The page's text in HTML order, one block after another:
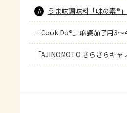
A うま味調味料「味の素®」
「Cook Do®」麻婆茄子用3
「AJINOMOTO さらさらキャ